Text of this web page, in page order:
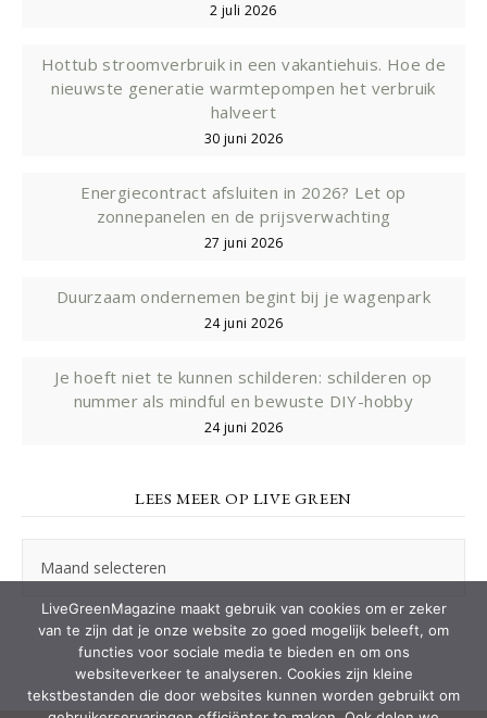
2 juli 2026
Hottub stroomverbruik in een vakantiehuis. Hoe de
nieuwste generatie warmtepompen het verbruik
halveert
30 juni 2026
Energiecontract afsluiten in 2026? Let op
zonnepanelen en de prijsverwachting
27 juni 2026
Duurzaam ondernemen begint bij je wagenpark
24 juni 2026
Je hoeft niet te kunnen schilderen: schilderen op
nummer als mindful en bewuste DIY-hobby
24 juni 2026
LEES MEER OP LIVE GREEN
meer
LiveGreenMagazine maakt gebruik van cookies om er zeker
van te zijn dat je onze website zo goed mogelijk beleeft, om
functies voor sociale media te bieden en om ons
websiteverkeer te analyseren. Cookies zijn kleine
tekstbestanden die door websites kunnen worden gebruikt om